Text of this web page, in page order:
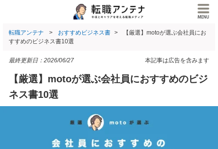
転職アンテナ おすすめビジネス書
【厳選】motoが選ぶ会社員にお
すすめのビジネス書10選
本記事は広告を含みます
最終更新日： 2026/06/27
【厳選】motoが選ぶ会社員におすすめのビジ
ネス書10選